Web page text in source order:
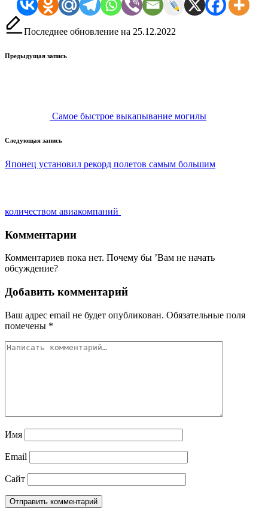
Последнее обновление на 25.12.2022
Навигация
Предыдущая запись
Самое быстрое выкапывание могилы
Следующая запись
Японец установил рекорд полетов самым большим
количеством авиакомпаний
Комментарии
Комментариев пока нет. Почему бы ’Вам не начать
обсуждение?
Добавить комментарий
Ваш адрес email не будет опубликован. Обязательные поля
помечены *
Имя
Email
Сайт